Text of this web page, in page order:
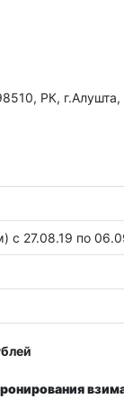
РК, г.Алушта,
c 27.08.19 по